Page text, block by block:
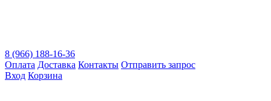
8 (966) 188-16-36
Оплата Доставка Контакты Отправить запрос
Вход Корзина